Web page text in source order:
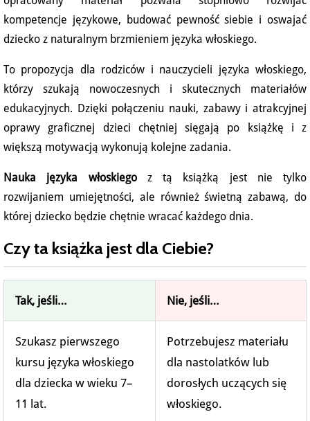
kompetencje językowe, budować pewność siebie i oswajać
dziecko z naturalnym brzmieniem języka włoskiego.
To propozycja dla rodziców i nauczycieli języka włoskiego,
którzy szukają nowoczesnych i skutecznych materiałów
edukacyjnych. Dzięki połączeniu nauki, zabawy i atrakcyjnej
oprawy graficznej dzieci chętniej sięgają po książkę i z
większą motywacją wykonują kolejne zadania.
Nauka języka włoskiegoz tą książką jest nie tylko
rozwijaniem umiejętności, ale również świetną zabawą, do
której dziecko będzie chętnie wracać każdego dnia.
Czy ta książka jest dla Ciebie?
Tak, jeśli… Nie, jeśli…
Szukasz pierwszego
kursu języka włoskiego
dla dziecka w wieku 7–
11 lat.
Potrzebujesz materiału
dla nastolatków lub
dorosłych uczących się
włoskiego.